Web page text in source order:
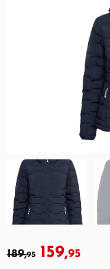
189,95 159,95